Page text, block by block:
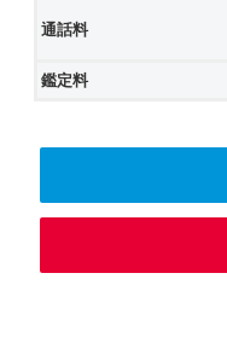
通話料
鑑定料